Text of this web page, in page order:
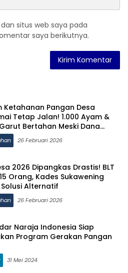
situs web saya pada
saya berikutnya.
Ketahanan Pangan Desa
Tetap Jalan! 1.000 Ayam &
Bertahan Meski Dana
26 Februari 2026
2026 Dipangkas Drastis! BLT
Orang, Kades Sukawening
Alternatif
26 Februari 2026
Naraja Indonesia Siap
Program Gerakan Pangan
31 Mei 2024